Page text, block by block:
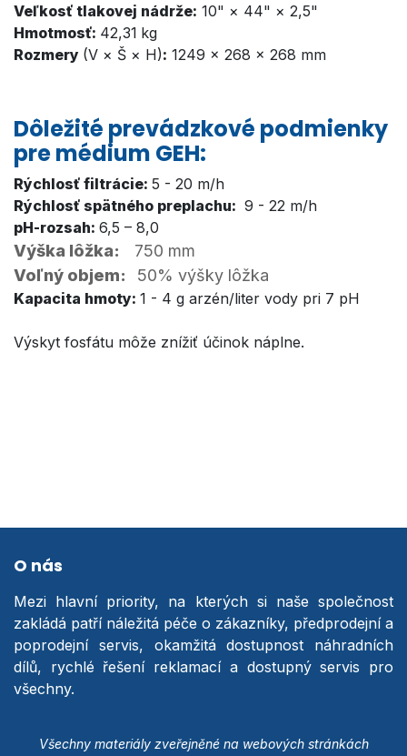
Veľkosť tlakovej nádrže: 10" × 44" × 2,5"
Hmotmosť: 42,31 kg
Rozmery (V × Š × H): 1249 × 268 × 268 mm
Dôležité prevádzkové podmienky
pre médium GEH:
Rýchlosť filtrácie: 5 - 20 m/h
Rýchlosť spätného preplachu: 9 - 22 m/h
pH-rozsah: 6,5 – 8,0
Výška lôžka: 750 mm
Voľný objem: 50% výšky lôžka
Kapacita hmoty: 1 - 4 g arzén/liter vody pri 7 pH
Výskyt fosfátu môže znížiť účinok náplne.
O nás
Mezi hlavní priority, na kterých si naše společnost
zakládá patří náležitá péče o zákazníky, předprodejní a
poprodejní servis, okamžitá dostupnost náhradních
dílů, rychlé řešení reklamací a dostupný servis pro
všechny.
Všechny materiály zveřejněné na webových stránkách